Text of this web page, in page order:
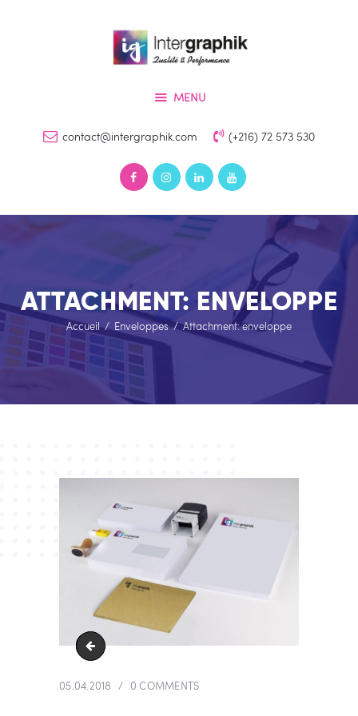
MENU
contact@intergraphik.com (+216) 72 573 530
ATTACHMENT: ENVELOPPE
Accueil Enveloppes Attachment: enveloppe
INTERGRAPHIK
Services
Devis
Contact
Enveloppes
05.04.2018 0 COMMENTS